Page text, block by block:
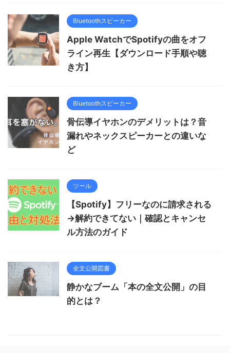
Bluetoothスピーカー
Apple WatchでSpotifyの曲をオフ
ライン再生【ダウンロード手順や聴
き方】
Bluetoothスピーカー
骨伝導イヤホンのデメリットは？音
漏れやネックスピーカーとの違いな
ど
ツール
【Spotify】フリーなのに請求される
→解約できてない｜確認とキャンセ
ル方法のガイド
全文公開図書
静かなブーム「本の全文公開」の目
的とは？